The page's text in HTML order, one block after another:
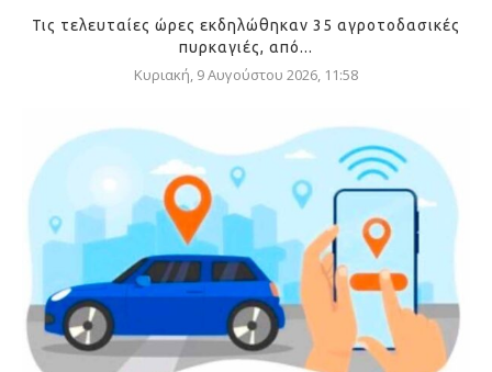
Τις τελευταίες ώρες εκδηλώθηκαν 35 αγροτοδασικές
πυρκαγιές, από...
Κυριακή, 9 Αυγούστου 2026, 11:58